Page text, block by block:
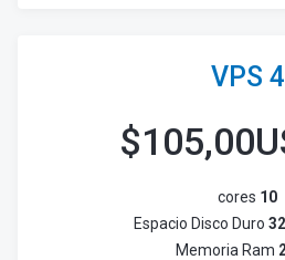
VPS 4
$
cores 10
Espacio Disco Duro
Memoria Ram